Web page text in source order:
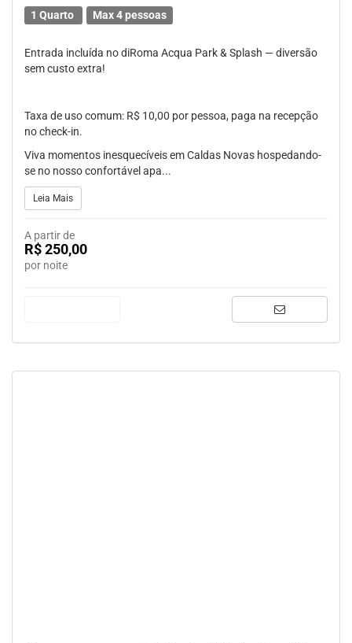
1 Quarto Max 4 pessoas
Entrada incluída no diRoma Acqua Park & Splash — diversão
sem custo extra!
Taxa de uso comum: R$ 10,00 por pessoa, paga na recepção
no check-in.
Viva momentos inesquecíveis em Caldas Novas hospedando-
se no nosso confortável apa...
Leia Mais
A partir de
R$ 250,00
por noite